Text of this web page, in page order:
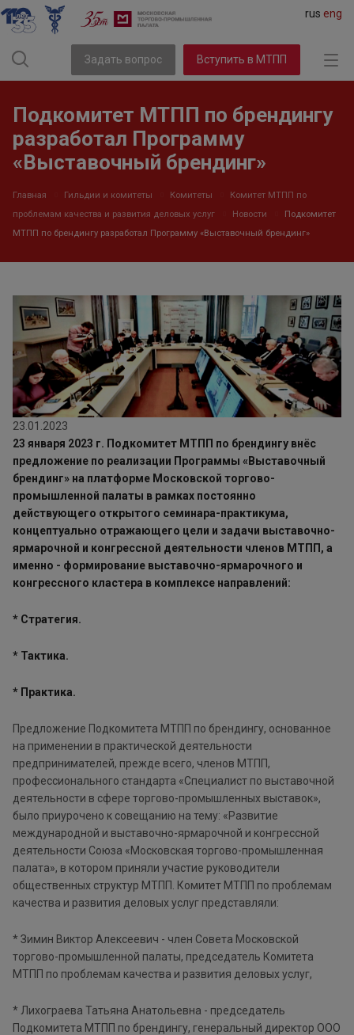
rus eng
Задать вопрос Вступить в МТПП
Подкомитет МТПП по брендингу
разработал Программу
«Выставочный брендинг»
Главная Гильдии и комитеты Комитеты
Комитет МТПП по
проблемам качества и развития деловых услуг
Новости
Подкомитет
МТПП по брендингу разработал Программу «Выставочный брендинг»
23.01.2023
23 января 2023 г. Подкомитет МТПП по брендингу внёс
предложение по реализации Программы «Выставочный
брендинг» на платформе Московской торгово-
промышленной палаты в рамках постоянно
действующего открытого семинара-практикума,
концептуально отражающего цели и задачи выставочно-
ярмарочной и конгрессной деятельности членов МТПП, а
именно - формирование выставочно-ярмарочного и
конгрессного кластера в комплексе направлений:
* Стратегия.
* Тактика.
* Практика.
Предложение Подкомитета МТПП по брендингу, основанное
на применении в практической деятельности
предпринимателей, прежде всего, членов МТПП,
профессионального стандарта «Специалист по выставочной
деятельности в сфере торгово-промышленных выставок»,
было приурочено к совещанию на тему: «Развитие
международной и выставочно-ярмарочной и конгрессной
деятельности Союза «Московская торгово-промышленная
палата», в котором приняли участие руководители
общественных структур МТПП. Комитет МТПП по проблемам
качества и развития деловых услуг представляли:
* Зимин Виктор Алексеевич - член Совета Московской
торгово-промышленной палаты, председатель Комитета
МТПП по проблемам качества и развития деловых услуг,
* Лихограева Татьяна Анатольевна - председатель
Подкомитета МТПП по брендингу, генеральный директор ООО